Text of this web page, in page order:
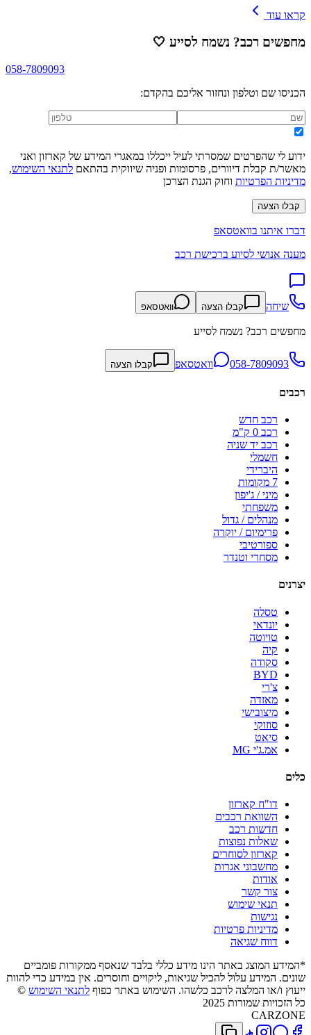
קראו עוד
מחפשים רכב? נשמח לסייע 🤍
058-7809093
הכניסו שם וטלפון ונחזור אליכם בהקדם:
ידוע לי שהפרטים שמסרתי לעיל ייכללו במאגרי המידע של קארזון ואני
מאשר/ת קבלת דיוורים, פרסומות ופניה שיווקית בהתאם לתנאי השימוש,
מדיניות הפרטיות וחוק הגנת הצרכן
קבלו הצעה
דברו איתנו בוואטסאפ
מענה אנושי לסיוע ברכישת רכב
שיחה קבלו הצעה וואטסאפ
מחפשים רכב? נשמח לסייע
058-7809093 וואטסאפ קבלו הצעה
רכבים
רכב חדש
רכב 0 ק"מ
רכב יד שניה
חשמלי
היברידי
7 מקומות
מיני / ג'יפון
משפחתי
מנהלים / גדול
פרימיום / יוקרה
ספורטיבי
מסחרי וטנדר
יצרנים
טסלה
יונדאי
טויוטה
קיה
סקודה
BYD
צ'רי
מאזדה
מיצובישי
סוזוקי
סיאט
אמ.ג'י MG
כלים
דו"ח קארזון
השוואת רכבים
חדשות רכב
שאלות נפוצות
קארזון לסוחרים
מחשבוני אגרות
אודות
צור קשר
תנאי שימוש
נגישות
מדיניות פרטיות
דווח שגיאה
*המידע המוצג באתר הינו מידע כללי בלבד שנאסף ממקורות פומביים
שונים. המידע עלול להכיל שגיאות, ליקויים וחוסרים. אין במידע כדי להוות
ייעוץ ו/או המלצה לרכב כלשהו. השימוש באתר כפוף לתנאי השימוש ©
כל הזכויות שמורות 2025
CARZONE